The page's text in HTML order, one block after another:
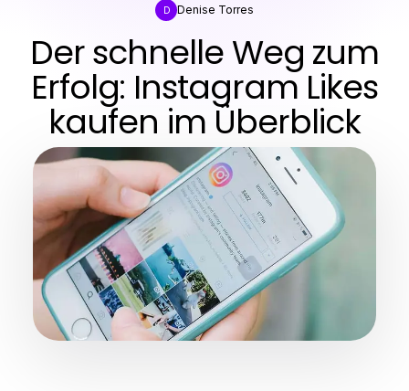
D Denise Torres
Der schnelle Weg zum
Erfolg: Instagram Likes
kaufen im Überblick